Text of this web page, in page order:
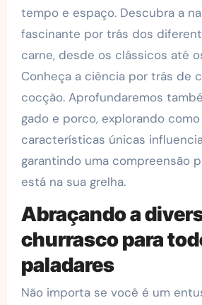
tempo e espaço. Descubra a
fascinante por trás dos
carne, desde os clássicos até
Conheça a ciência por trás de
cocção. Aprofundaremos
gado e porco, explorando como
características únicas
garantindo uma compreensão
está na sua grelha.
Abraçando a
churrasco para
paladares
Não importa se você é um